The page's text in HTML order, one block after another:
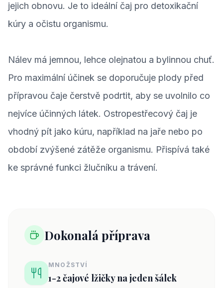
jejich obnovu. Je to ideální čaj pro detoxikační
kúry a očistu organismu.
Nálev má jemnou, lehce olejnatou a bylinnou chuť.
Pro maximální účinek se doporučuje plody před
přípravou čaje čerstvě podrtit, aby se uvolnilo co
nejvíce účinných látek. Ostropestřecový čaj je
vhodný pít jako kúru, například na jaře nebo po
období zvýšené zátěže organismu. Přispívá také
ke správné funkci žlučníku a trávení.
Dokonalá příprava
MNOŽSTVÍ
1-2 čajové lžičky na jeden šálek